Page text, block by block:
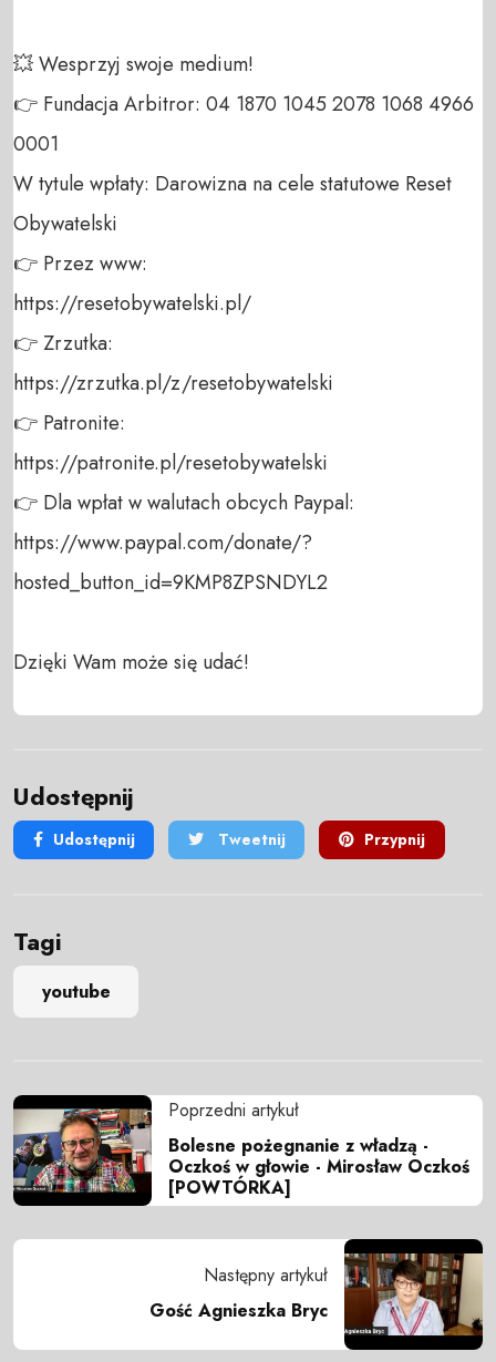
💥 Wesprzyj swoje medium!
👉 Fundacja Arbitror: 04 1870 1045 2078 1068 4966
0001
W tytule wpłaty: Darowizna na cele statutowe Reset
Obywatelski
👉 Przez www:
https://resetobywatelski.pl/
👉 Zrzutka:
https://zrzutka.pl/z/resetobywatelski
👉 Patronite:
https://patronite.pl/resetobywatelski
👉 Dla wpłat w walutach obcych Paypal:
https://www.paypal.com/donate/?
hosted_button_id=9KMP8ZPSNDYL2
Dzięki Wam może się udać!
Udostępnij
Udostępnij Tweetnij Przypnij
Tagi
youtube
Poprzedni artykuł
Bolesne pożegnanie z władzą -
Oczkoś w głowie - Mirosław Oczkoś
[POWTÓRKA]
Następny artykuł
Gość Agnieszka Bryc